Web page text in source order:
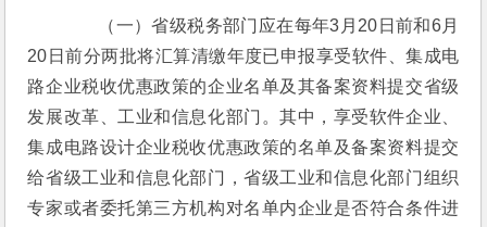
（一）省级税务部门应在每年3月20日前和6月
20日前分两批将汇算清缴年度已申报享受软件、集成电
路企业税收优惠政策的企业名单及其备案资料提交省级
发展改革、工业和信息化部门。其中，享受软件企业、
集成电路设计企业税收优惠政策的名单及备案资料提交
给省级工业和信息化部门，省级工业和信息化部门组织
专家或者委托第三方机构对名单内企业是否符合条件进